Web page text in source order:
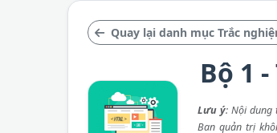
Quay lại danh mục Trắc
Bộ 1
Lưu ý: Nội dung
Ban quản trị